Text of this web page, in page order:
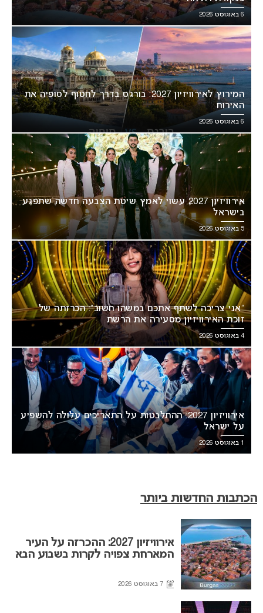
6 באוגוסט 2026
המירוץ לאירוויזיון 2027: בורגס בדרך לחטוף לסופיה את
האירוח
6 באוגוסט 2026
אירוויזיון 2027 עשוי לאמץ שיטת הצבעה חדשה שתפגע
בישראל
5 באוגוסט 2026
“אני צריכה לשתף אתכם במשהו חשוב”: הכרזתה של
זוכת האירוויזיון מסעירה את הרשת
4 באוגוסט 2026
אירוויזיון 2027: ההתלבטות על התאריכים עלולה להשפיע
על ישראל
1 באוגוסט 2026
הכתבות החדשות ביותר
אירוויזיון 2027: ההכרזה על העיר
המארחת צפויה לקרות בשבוע הבא
7 באוגוסט 2026